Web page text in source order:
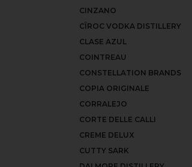
CINZANO
CÎROC VODKA DISTILLERY
CLASE AZUL
COINTREAU
CONSTELLATION BRANDS
COPIA ORIGINALE
CORRALEJO
CORTE DELLE CALLI
CREME DELUX
CUTTY SARK